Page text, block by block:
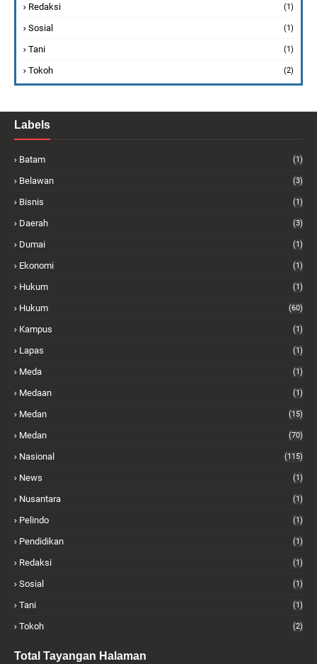
Redaksi (1)
Sosial (1)
Tani (1)
Tokoh (2)
Labels
Batam (1)
Belawan (3)
Bisnis (1)
Daerah (3)
Dumai (1)
Ekonomi (1)
Hukum (1)
Hukum (60)
Kampus (1)
Lapas (1)
Meda (1)
Medaan (1)
Medan (15)
Medan (70)
Nasional (115)
News (1)
Nusantara (1)
Pelindo (1)
Pendidikan (1)
Redaksi (1)
Sosial (1)
Tani (1)
Tokoh (2)
Total Tayangan Halaman